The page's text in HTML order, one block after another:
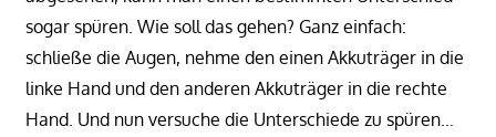
sogar spüren. Wie soll das gehen? Ganz einfach:
schließe die Augen, nehme den einen Akkuträger in die
linke Hand und den anderen Akkuträger in die rechte
Hand. Und nun versuche die Unterschiede zu spüren…